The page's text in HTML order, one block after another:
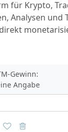
für Krypto,
Analysen und
Gewinn:
Angabe